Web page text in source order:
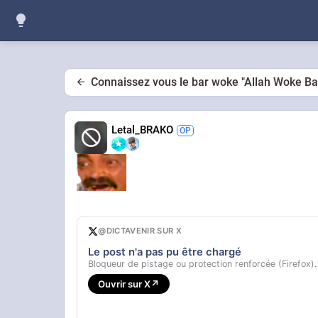
Connaissez vous le bar woke "Allah Woke
Letal_BRAKO
@DICTAVENIR SUR X
Le post n'a pas pu être chargé
Bloqueur de pistage ou protection renforcée (Firefox).
Ouvrir sur X↗